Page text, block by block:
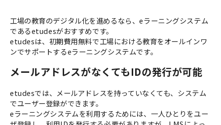
工場の教育のデジタル化を進めるなら、eラーニングシステム
であるetudesがおすすめです。
etudesは、初期費用無料で工場における教育をオールインワ
ンでサポートするeラーニングシステムです。
メールアドレスがなくてもIDの発行が可能
etudesでは、メールアドレスを持っていなくても、システム
でユーザー登録ができます。
eラーニングシステムを利用するためには、一人ひとりをユー